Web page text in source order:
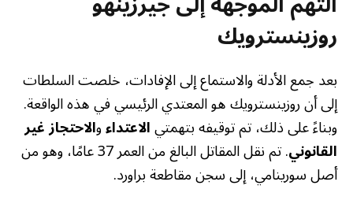
روزينسترويك
بعد جمع الأدلة والاستماع إلى الإفادات، خلصت السلطات
إلى أن روزينسترويك هو المعتدي الرئيسي في هذه الواقعة.
وبناءً على ذلك، تم توقيفه بتهمتيالاعتداءوالاحتجاز غير
القانوني . تم نقل المقاتل البالغ من العمر 37 عامًا، وهو من
أصل سورينامي، إلى سجن مقاطعة براورد.